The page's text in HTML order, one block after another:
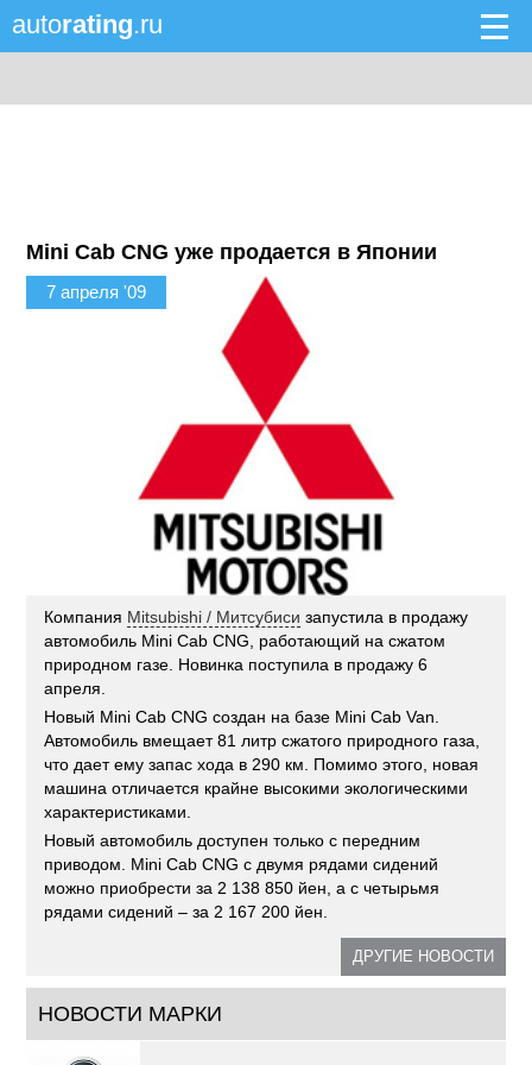
autorating.ru
Mini Cab CNG уже продается в Японии
7 апреля '09
Компания Mitsubishi / Митсубиси запустила в продажу
автомобиль Mini Cab CNG, работающий на сжатом
природном газе. Новинка поступила в продажу 6
апреля.
Новый Mini Cab CNG создан на базе Mini Cab Van.
Автомобиль вмещает 81 литр сжатого природного газа,
что дает ему запас хода в 290 км. Помимо этого, новая
машина отличается крайне высокими экологическими
характеристиками.
Новый автомобиль доступен только с передним
приводом. Mini Cab CNG с двумя рядами сидений
можно приобрести за 2 138 850 йен, а с четырьмя
рядами сидений – за 2 167 200 йен.
ДРУГИЕ НОВОСТИ
НОВОСТИ МАРКИ